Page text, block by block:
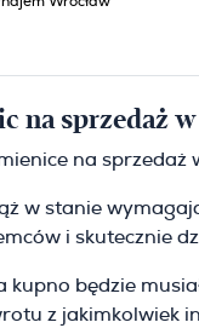
na sprzedaż
na sprzedaż
w stanie
i skutecznie
kupno będzie
z jakimkolwiek